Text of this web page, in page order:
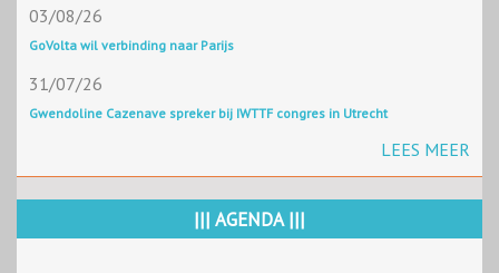
03/08/26
GoVolta wil verbinding naar Parijs
31/07/26
Gwendoline Cazenave spreker bij IWTTF congres in Utrecht
LEES MEER
||| AGENDA |||